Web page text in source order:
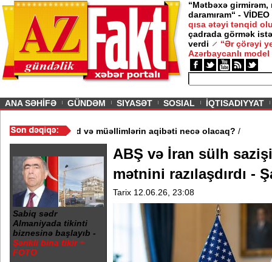
“Mətbəxə girmirəm,
daramıram“ - VİDEO
qısa ətəyi tənqid
çadrada görmək
verdi
“Ər çörəyi
Azərbaycanlı model
ANA SƏHİFƏ GÜNDƏM SIYASƏT SOSIAL İQTISADIYYAT
məktəb bağlandı - Şagird və müəllimlərin aqibəti necə olacaq?
Sabiq sədr
Almaniyada tikinti
biznesinə başlayıb -
Şərikli bina tikir +
FOTO
ABŞ və İran sülh
mətnini razılaşdırdı -
Tarix 12.06.26, 23:08